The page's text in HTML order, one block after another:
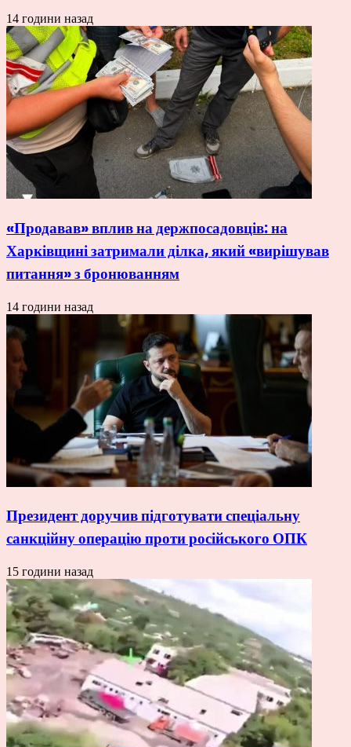
14 години назад
«Продавав» вплив на держпосадовців: на
Харківщині затримали ділка, який «вирішував
питання» з бронюванням
14 години назад
Президент доручив підготувати спеціальну
санкційну операцію проти російського ОПК
15 години назад